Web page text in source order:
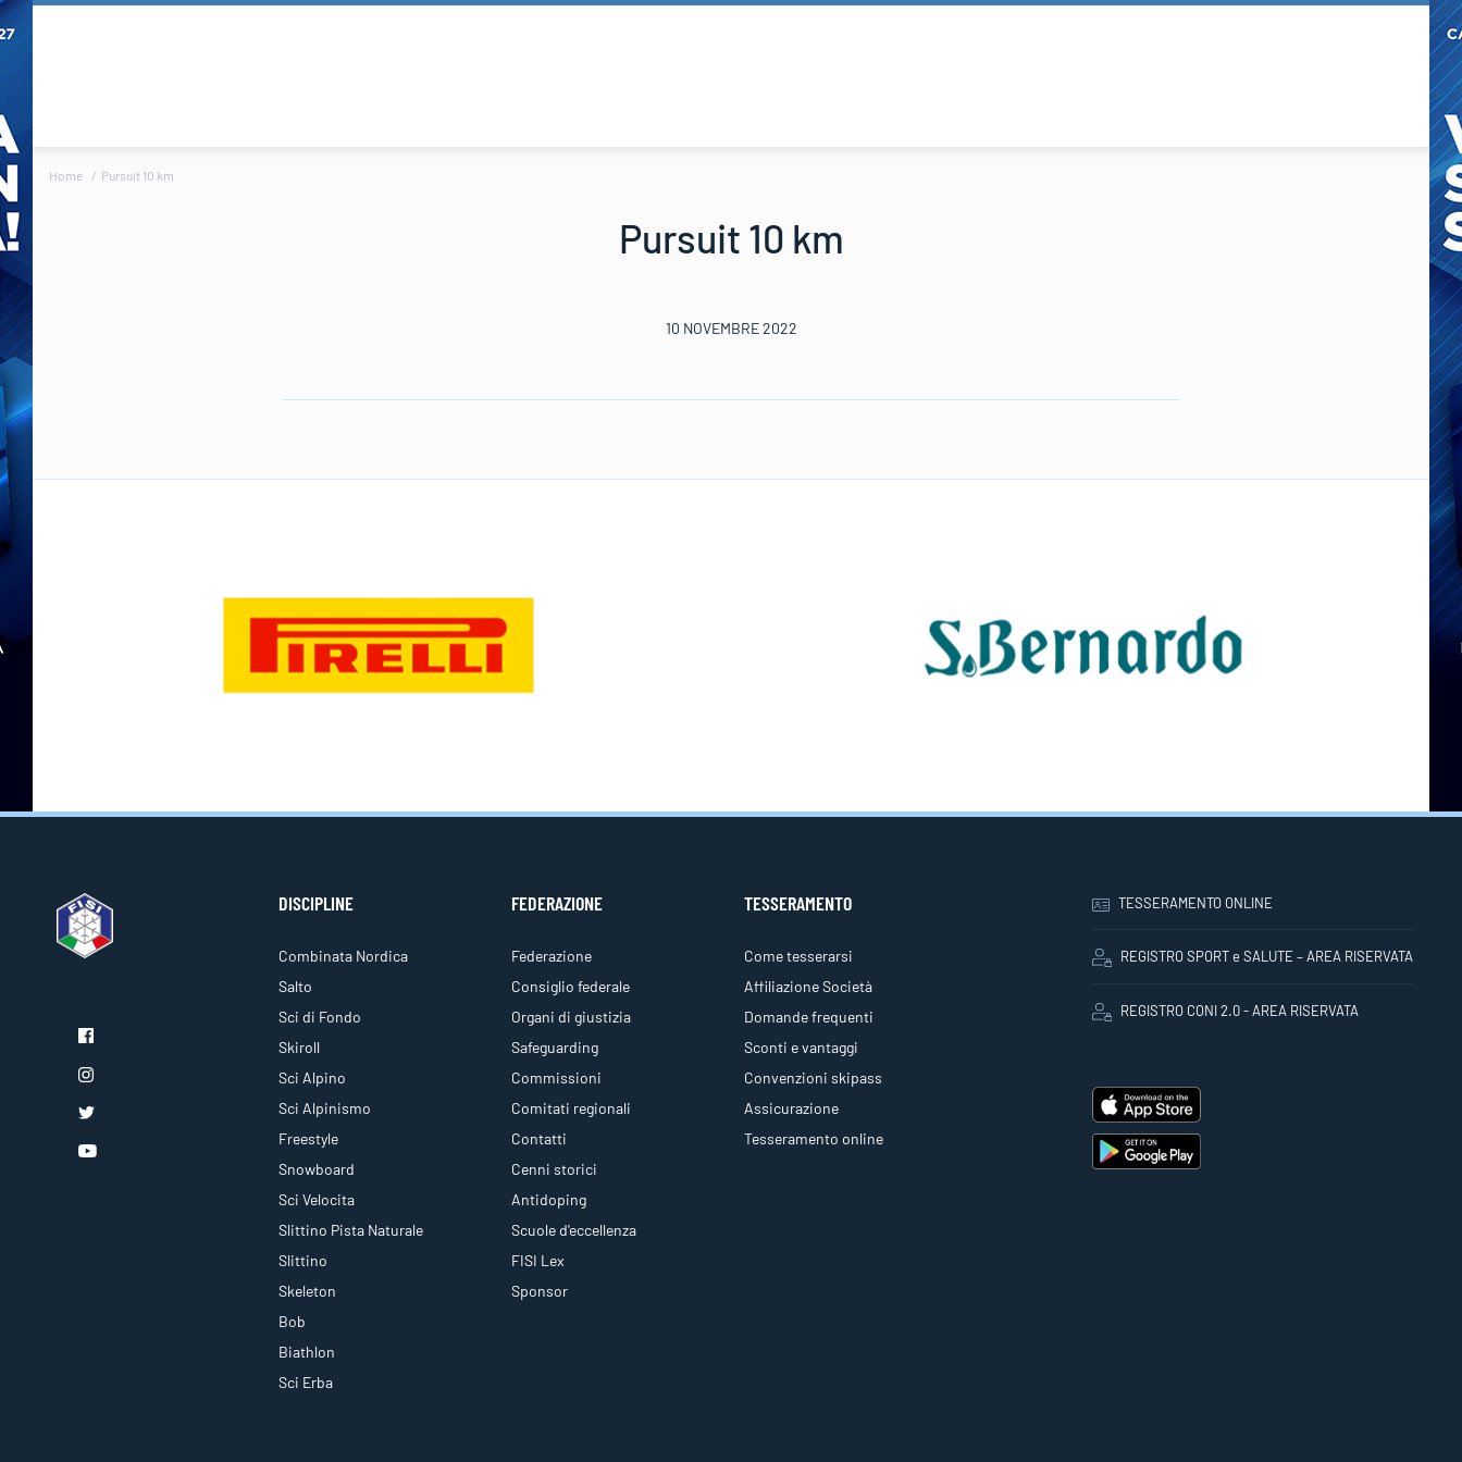
Home Pursuit 10 km
Pursuit 10 km
10 NOVEMBRE 2022
DISCIPLINE
Combinata Nordica
Salto
Sci di Fondo
Skiroll
Sci Alpino
Sci Alpinismo
Freestyle
Snowboard
Sci Velocita
Slittino Pista Naturale
Slittino
Skeleton
Bob
Biathlon
Sci Erba
FEDERAZIONE
Federazione
Consiglio federale
Organi di giustizia
Safeguarding
Commissioni
Comitati regionali
Contatti
Cenni storici
Antidoping
Scuole d'eccellenza
FISI Lex
Sponsor
TESSERAMENTO
Come tesserarsi
Affiliazione Società
Domande frequenti
Sconti e vantaggi
Convenzioni skipass
Assicurazione
Tesseramento online
TESSERAMENTO ONLINE
REGISTRO SPORT e SALUTE – AREA RISERVATA
REGISTRO CONI 2.0 - AREA RISERVATA